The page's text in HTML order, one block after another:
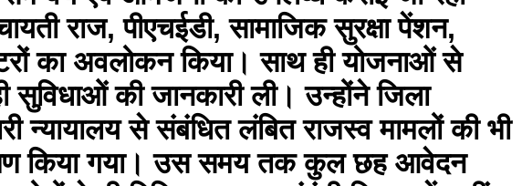
राज, पीएचईडी, सामाजिक सुरक्षा पेंशन,
का अवलोकन किया। साथ ही योजनाओं से
सुविधाओं की जानकारी ली। उन्होंने जिला
न्यायालय से संबंधित लंबित राजस्व मामलों की भी
किया गया। उस समय तक कुल छह आवेदन